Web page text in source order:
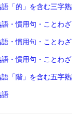
語 「的」を含む三字
語・慣用句・ことわざ
語・慣用句・ことわざ
語・慣用句・ことわざ
語 「階」を含む五字
語